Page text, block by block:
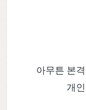
아무튼 본
개